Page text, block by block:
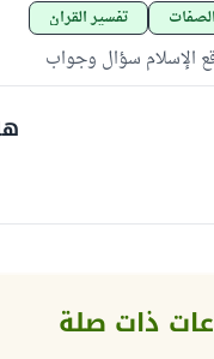
تفسير القرآن
الإسلام سؤال وجواب
ذات صلة